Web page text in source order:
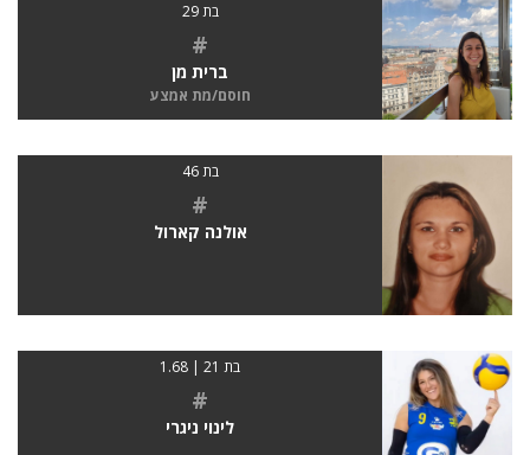
בת 29
#
ברית מן
חוסם/מת אמצע
בת 46
#
אולנה קארול
בת 21 | 1.68
#
לינוי ניגרי